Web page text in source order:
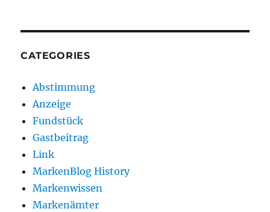
CATEGORIES
Abstimmung
Anzeige
Fundstück
Gastbeitrag
Link
MarkenBlog History
Markenwissen
Markenämter